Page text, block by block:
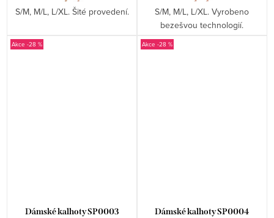
S/M, M/L, L/XL. Šité provedení.
S/M, M/L, L/XL. Vyrobeno
bezešvou technologií.
-28 %
Dámské kalhoty SP0003
-28 %
Dámské kalhoty SP0004